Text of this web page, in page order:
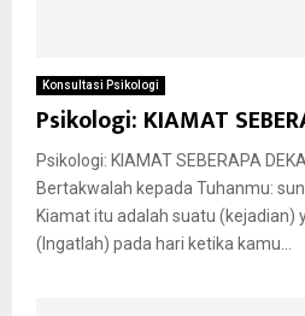
Konsultasi Psikologi
Psikologi: KIAMAT
Psikologi: KIAMAT SEBERAPA
Bertakwalah kepada Tuhanmu:
Kiamat itu adalah suatu (kejadian)
(Ingatlah) pada hari ketika kamu...